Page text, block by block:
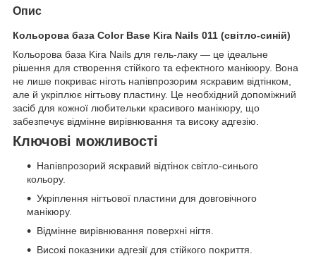
Опис
Кольорова база Color Base Kira Nails 011 (світло-синій)
Кольорова база Kira Nails для гель-лаку — це ідеальне
рішення для створення стійкого та ефектного манікюру. Вона
не лише покриває ніготь напівпрозорим яскравим відтінком,
але й укріплює нігтьову пластину. Це необхідний допоміжний
засіб для кожної любительки красивого манікюру, що
забезпечує відмінне вирівнювання та високу адгезію.
Ключові можливості
Напівпрозорий яскравий відтінок світло-синього
кольору.
Укріплення нігтьової пластини для довговічного
манікюру.
Відмінне вирівнювання поверхні нігтя.
Високі показники адгезії для стійкого покриття.